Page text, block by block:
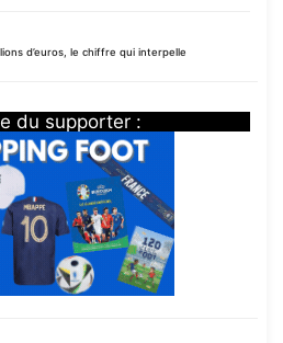
d’euros, le chiffre qui interpelle
du supporter :